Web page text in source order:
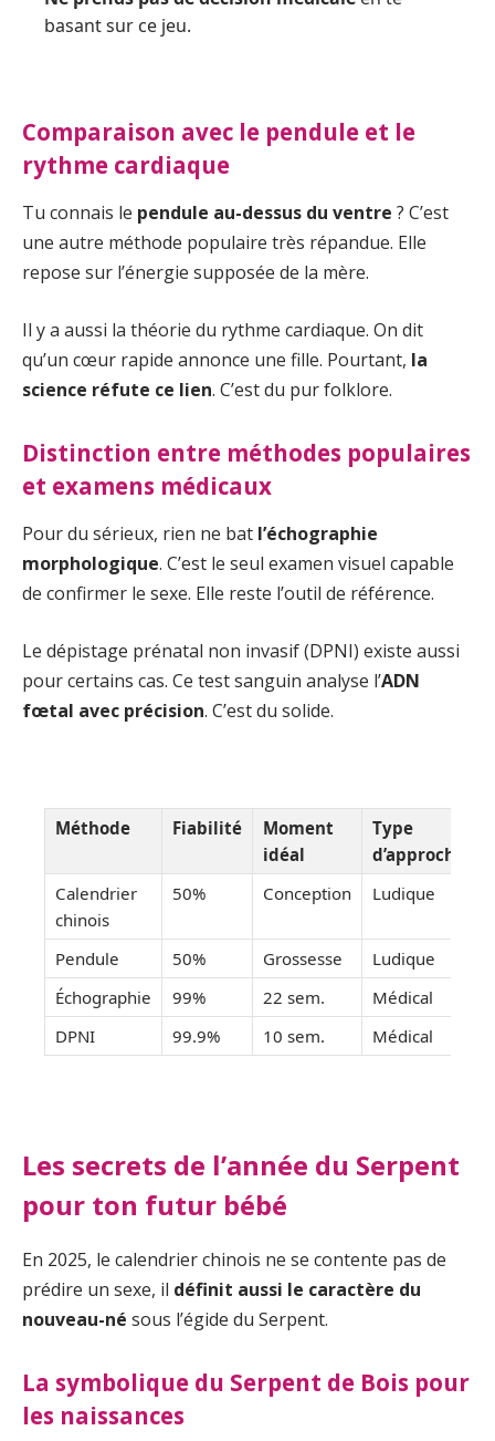
basant sur ce jeu.
Comparaison avec le pendule et le
rythme cardiaque
Tu connais le pendule au-dessus du ventre ? C’est
une autre méthode populaire très répandue. Elle
repose sur l’énergie supposée de la mère.
Il y a aussi la théorie du rythme cardiaque. On dit
qu’un cœur rapide annonce une fille. Pourtant, la
science réfute ce lien. C’est du pur folklore.
Distinction entre méthodes populaires
et examens médicaux
Pour du sérieux, rien ne bat l’échographie
morphologique. C’est le seul examen visuel capable
de confirmer le sexe. Elle reste l’outil de référence.
Le dépistage prénatal non invasif (DPNI) existe aussi
pour certains cas. Ce test sanguin analyse l’ADN
fœtal avec précision. C’est du solide.
Méthode Fiabilité
Moment
idéal
Type
d’approche
Calendrier
chinois
50% Conception Ludique
Pendule 50% Grossesse
Ludique
Échographie
99% 22 sem.
Médical
DPNI
99.9% 10 sem. Médical
Les secrets de l’année du Serpent
pour ton futur bébé
En 2025, le calendrier chinois ne se contente pas de
prédire un sexe, il définit aussi le caractère du
nouveau-né sous l’égide du Serpent.
La symbolique du Serpent de Bois pour
les naissances